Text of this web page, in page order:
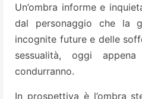
Un’ombra informe e
dal personaggio che la
incognite future e delle
sessualità, oggi
condurranno.
In prospettiva è l’ombra